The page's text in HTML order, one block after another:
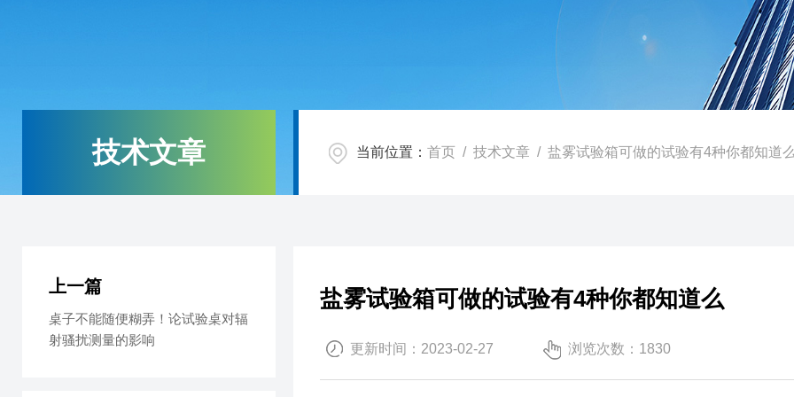
技术文章 当前位置： 首页 / 技术文章 / 盐雾试验箱可做的试验有4种你都知道
盐雾试验箱可做的试验有4种你都知道么
更新时间：2023-02-27 浏览次数：1830
上一篇
桌子不能随便糊弄！论试验桌对辐
射骚扰测量的影响